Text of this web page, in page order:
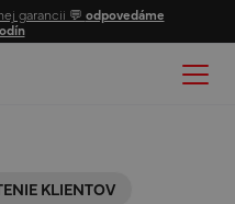
garancii 💬 odpovedáme
KLIENTOV